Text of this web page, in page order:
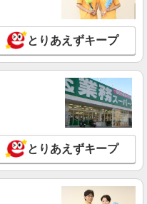
とりあえずキープ
とりあえずキープ